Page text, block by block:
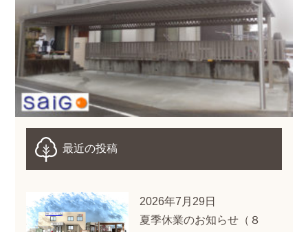
最近の投稿
2026年7月29日
夏季休業のお知らせ（８